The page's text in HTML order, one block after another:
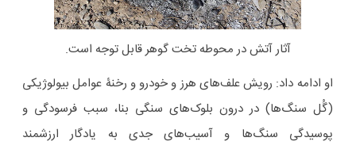
آثار آتش در محوطه تخت گوهر قابل توجه است.
او ادامه داد: رویش علف‌های هرز و خودرو و رخنۀ عوامل بیولوژیکی
(گُل سنگ‌ها) در درون بلوک‌های سنگی بنا، سبب فرسودگی و
پوسیدگی سنگ‌ها و آسیب‌های جدی به یادگار ارزشمند